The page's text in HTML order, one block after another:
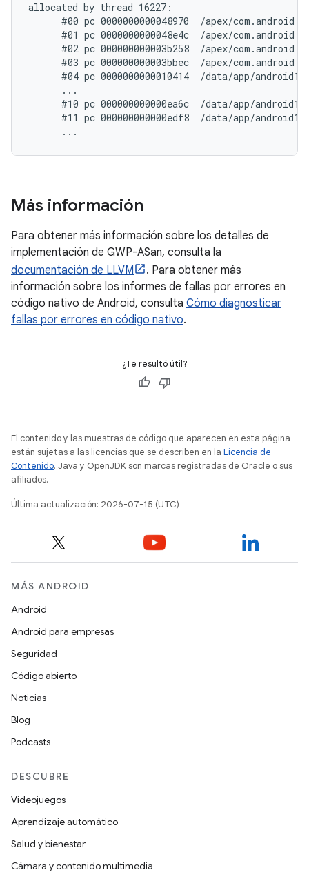
allocated by thread 16227:
#00 pc 0000000000048970  /apex/
#01 pc 0000000000048e4c  /apex/
#02 pc 000000000003b258  /apex/
#03 pc 000000000003bbec  /apex/
#04 pc 0000000000010414  /data/app/
      ...
#10 pc 000000000000ea6c  /data/app/
#11 pc 000000000000edf8  /data/app/
Más información
Para obtener más información sobre los detalles de
implementación de GWP-ASan, consulta la
documentación de LLVM
. Para obtener más
información sobre los informes de fallas por errores en
código nativo de Android, consulta Cómo diagnosticar
fallas por errores en código nativo.
¿Te resultó útil?
El contenido y las muestras de código que aparecen en esta página
están sujetas a las licencias que se describen en la Licencia de
Contenido. Java y OpenJDK son marcas registradas de Oracle o sus
afiliados.
Última actualización: 2026-07-15 (UTC)
MÁS ANDROID
Android
Android para empresas
Seguridad
Código abierto
Noticias
Blog
Podcasts
DESCUBRE
Videojuegos
Aprendizaje automático
Salud y bienestar
Cámara y contenido multimedia